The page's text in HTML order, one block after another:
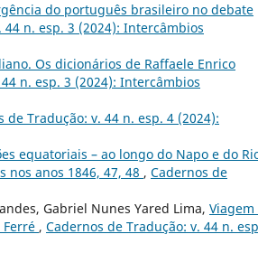
do português brasileiro no debate
n. esp. 3 (2024): Intercâmbios
Os dicionários de Raffaele Enrico
n. esp. 3 (2024): Intercâmbios
de Tradução: v. 44 n. esp. 4 (2024):
equatoriais – ao longo do Napo e do
nos anos 1846, 47, 48 , Cadernos de
Gabriel Nunes Yared Lima, Viagem
, Cadernos de Tradução: v. 44 n.